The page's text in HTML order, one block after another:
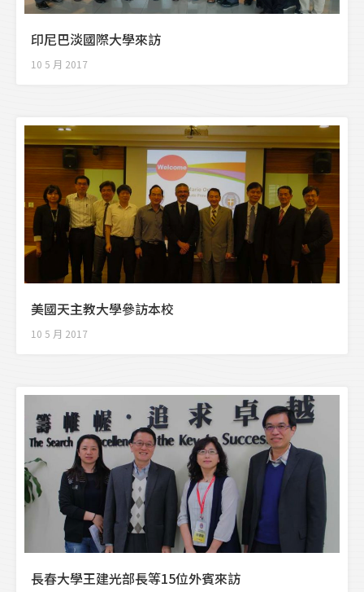
印尼巴淡國際大學來訪
10 5 月 2017
美國天主教大學參訪本校
10 5 月 2017
長春大學王建光部長等15位外賓來訪